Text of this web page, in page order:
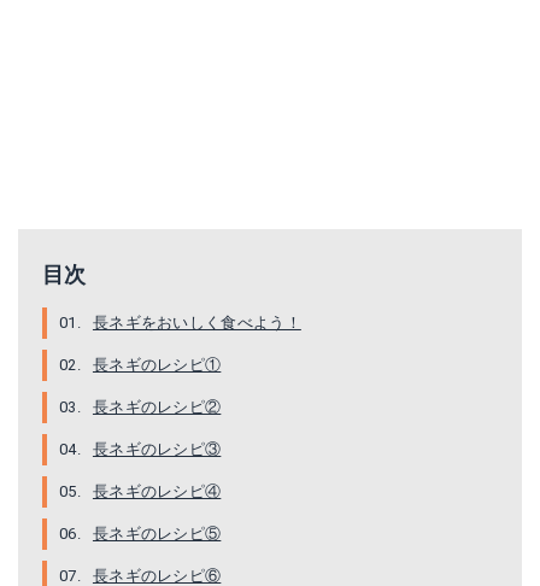
目次
長ネギをおいしく食べよう！
長ネギのレシピ①
長ネギのレシピ②
長ネギのレシピ③
長ネギのレシピ④
長ネギのレシピ⑤
長ネギのレシピ⑥